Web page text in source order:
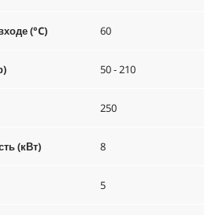
(°C) 60
50 - 210
250
(кВт) 8
5